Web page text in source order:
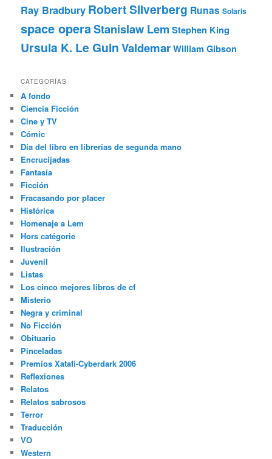
Ray Bradbury Robert Silverberg Runas Solaris
space operaStanislaw Lem Stephen King
Ursula K. Le GuinValdemarWilliam Gibson
CATEGORÍAS
A fondo
Ciencia Ficción
Cine y TV
Cómic
Día del libro en librerías de segunda mano
Encrucijadas
Fantasía
Ficción
Fracasando por placer
Histórica
Homenaje a Lem
Hors catégorie
Ilustración
Juvenil
Listas
Los cinco mejores libros de cf
Misterio
Negra y criminal
No Ficción
Obituario
Pinceladas
Premios Xatafi-Cyberdark 2006
Reflexiones
Relatos
Relatos sabrosos
Terror
Traducción
VO
Western